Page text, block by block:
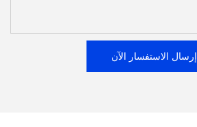
إرسال الاستفسار الآن